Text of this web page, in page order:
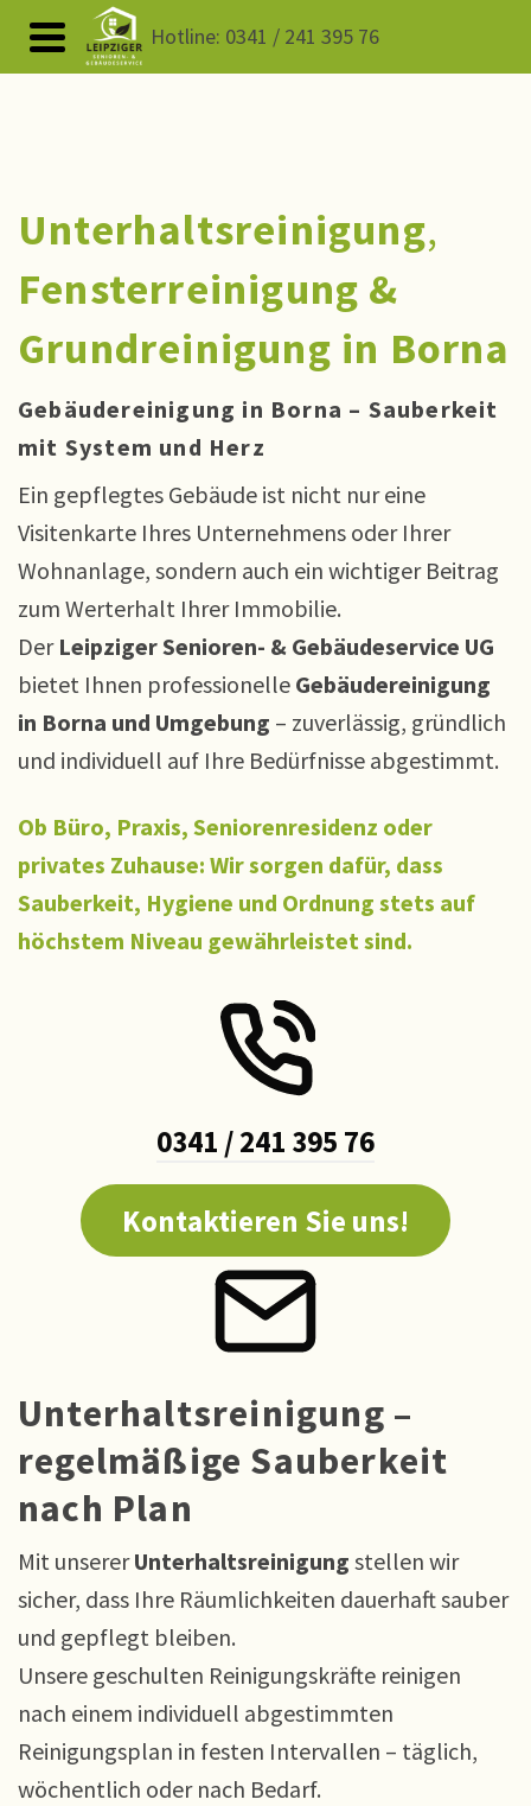
Hotline: 0341 / 241 395 76
Unterhaltsreinigung,
Fensterreinigung &
Grundreinigung in Borna
Gebäudereinigung in Borna – Sauberkeit
mit System und Herz
Ein gepflegtes Gebäude ist nicht nur eine
Visitenkarte Ihres Unternehmens oder Ihrer
Wohnanlage, sondern auch ein wichtiger Beitrag
zum Werterhalt Ihrer Immobilie.
Der Leipziger Senioren- & Gebäudeservice UG
bietet Ihnen professionelle Gebäudereinigung
in Borna und Umgebung – zuverlässig, gründlich
und individuell auf Ihre Bedürfnisse abgestimmt.
Ob Büro, Praxis, Seniorenresidenz oder
privates Zuhause: Wir sorgen dafür, dass
Sauberkeit, Hygiene und Ordnung stets auf
höchstem Niveau gewährleistet sind.
0341 / 241 395 76
Kontaktieren Sie uns!
Unterhaltsreinigung –
regelmäßige Sauberkeit
nach Plan
Mit unsererUnterhaltsreinigung stellen wir
sicher, dass Ihre Räumlichkeiten dauerhaft sauber
und gepflegt bleiben.
Unsere geschulten Reinigungskräfte reinigen
nach einem individuell abgestimmten
Reinigungsplan in festen Intervallen – täglich,
wöchentlich oder nach Bedarf.